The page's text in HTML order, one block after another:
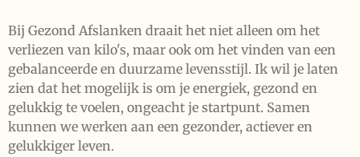
Bij Gezond Afslanken draait het niet alleen om het
verliezen van kilo's, maar ook om het vinden van een
gebalanceerde en duurzame levensstijl. Ik wil je laten
zien dat het mogelijk is om je energiek, gezond en
gelukkig te voelen, ongeacht je startpunt. Samen
kunnen we werken aan een gezonder, actiever en
gelukkiger leven.